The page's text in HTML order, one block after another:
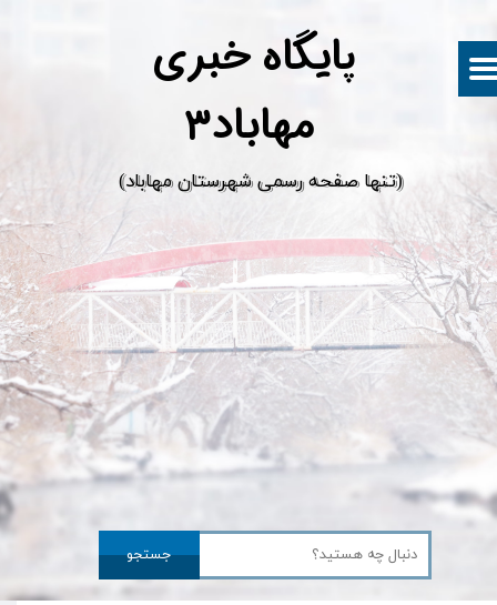
پایگاه خبری
​(تنها صفحه رسمی شهرستان مهاباد)
جستجو